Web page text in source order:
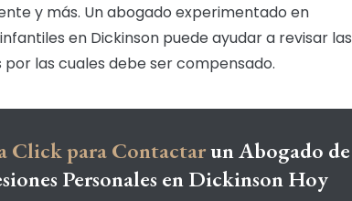
y más. Un abogado experimentado en
en Dickinson puede ayudar a revisar las
por las cuales debe ser compensado.
Click para Contactarun Abogado de
Personales en Dickinson Hoy